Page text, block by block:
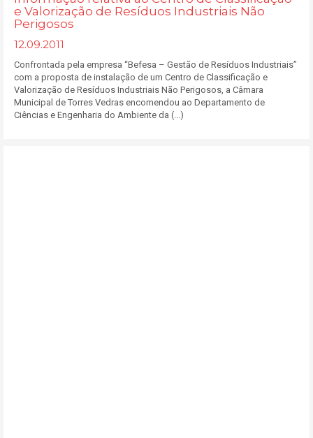
e Valorização de Resíduos Industriais Não
Perigosos
12.09.2011
Confrontada pela empresa “Befesa – Gestão de Resíduos Industriais”
com a proposta de instalação de um Centro de Classificação e
Valorização de Resíduos Industriais Não Perigosos, a Câmara
Municipal de Torres Vedras encomendou ao Departamento de
Ciências e Engenharia do Ambiente da (...)